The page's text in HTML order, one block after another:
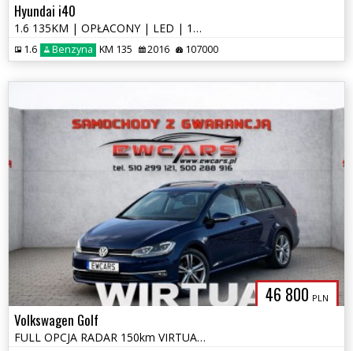
Hyundai i40
1.6 135KM | OPŁACONY | LED | 107tys km Serwisowany 2 Komplety KÓŁ
1.6 Benzyna KM 135 2016 107000
46 800 PLN
Volkswagen Golf
FULL OPCJA RADAR 150km VIRTUAL Led OPŁACONY Kamera Panorama BI-Xenon
EWCARS.PL